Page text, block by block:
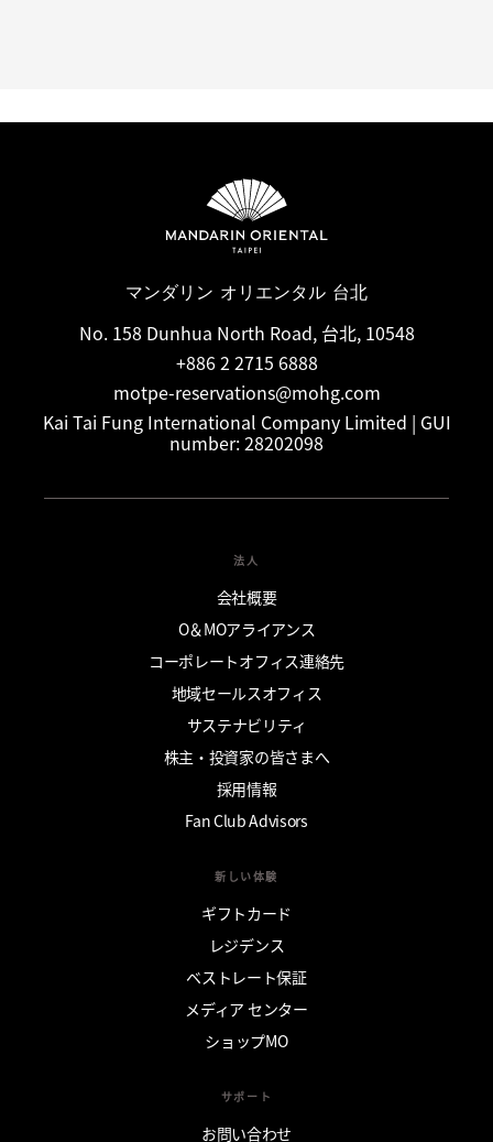
マンダリン オリエンタル 台北
No. 158 Dunhua North Road, 台北, 10548
+886 2 2715 6888
motpe-reservations@mohg.com
Kai Tai Fung International Company Limited | GUI
number: 28202098
法人
会社概要
O＆MOアライアンス
コーポレートオフィス連絡先
地域セールスオフィス
サステナビリティ
株主・投資家の皆さまへ
採用情報
Fan Club Advisors
新しい体験
ギフトカード
レジデンス
ベストレート保証
メディア センター
ショップMO
サポート
お問い合わせ